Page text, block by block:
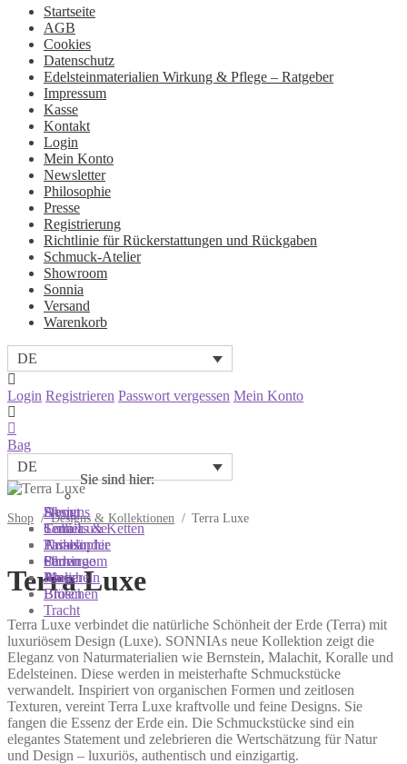
Startseite
AGB
Cookies
Datenschutz
Edelsteinmaterialien Wirkung & Pflege – Ratgeber
Impressum
Kasse
Kontakt
Login
Mein Konto
Newsletter
Philosophie
Presse
Registrierung
Richtlinie für Rückerstattungen und Rückgaben
Schmuck-Atelier
Showroom
Sonnia
Versand
Warenkorb
DE
Login Registrieren Passwort vergessen Mein Konto
Bag
DE
Shop / Designs & Kollektionen / Terra Luxe
Terra Luxe
Terra Luxe verbindet die natürliche Schönheit der Erde (Terra) mit
luxuriösem Design (Luxe). SONNIAs neue Kollektion zeigt die
Eleganz von Naturmaterialien wie Bernstein, Malachit, Koralle und
Edelsteinen. Diese werden in meisterhafte Schmuckstücke
verwandelt. Inspiriert von organischen Formen und zeitlosen
Texturen, vereint Terra Luxe kraftvolle und feine Designs. Sie
fangen die Essenz der Erde ein. Die Schmuckstücke sind ein
elegantes Statement und zelebrieren die Wertschätzung für Natur
und Design – luxuriös, authentisch und einzigartig.
Sie sind hier:
Shop
Colliers & Ketten
Armbänder
Ohrringe
Ringe
Broschen
Sie sind hier:
Designs
Terra Luxe
Tasseln
Perlen
Muscheln
Blüten
Tracht
Sie sind hier:
About
Sonnia
Philosophie
Showroom
Atelier